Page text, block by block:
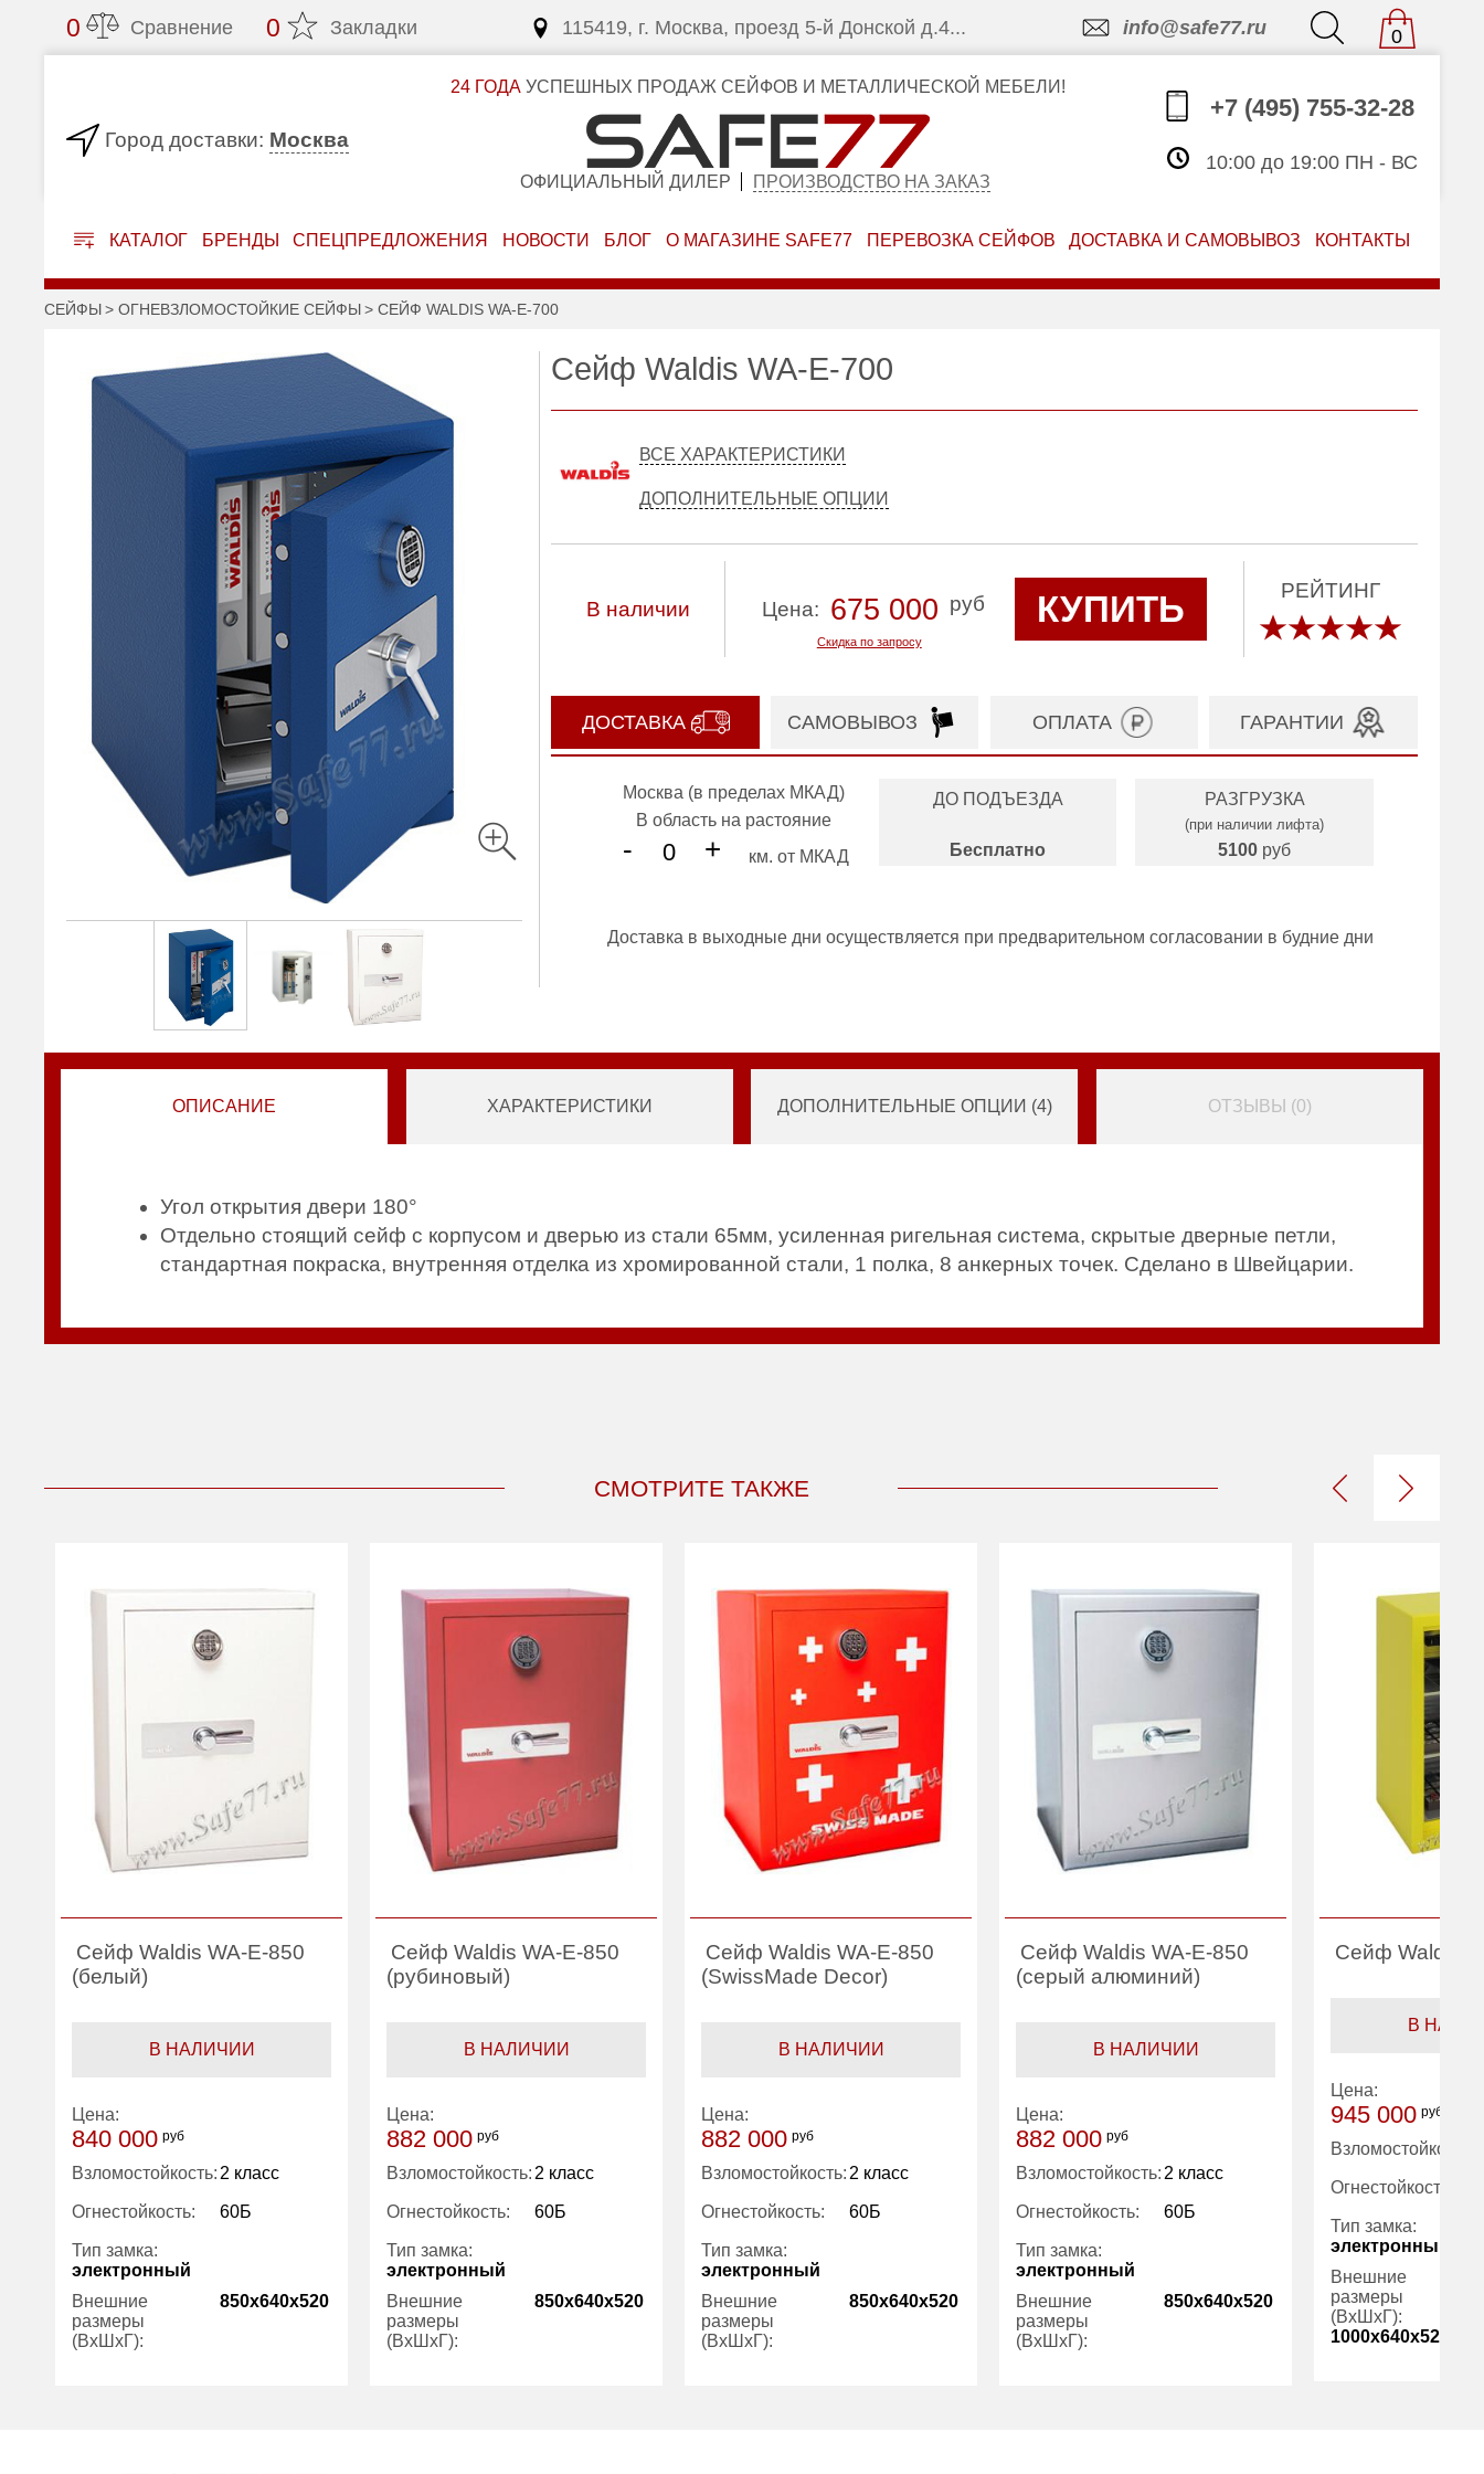
0 Сравнение 0 Закладки 115419, г. Москва, проезд 5-й Донской д.4... info@safe77.ru 0
Город доставки: Москва
24 ГОДАУСПЕШНЫХ ПРОДАЖ СЕЙФОВ И МЕТАЛЛИЧЕСКОЙ МЕБЕЛИ!
ОФИЦИАЛЬНЫЙ ДИЛЕР ПРОИЗВОДСТВО НА ЗАКАЗ
+7 (495) 755-32-28
10:00 до 19:00 ПН - ВС
КАТАЛОГ БРЕНДЫ СПЕЦПРЕДЛОЖЕНИЯ НОВОСТИ БЛОГ О МАГАЗИНЕ SAFE77 ПЕРЕВОЗКА СЕЙФОВ ДОСТАВКА И САМОВЫВОЗ КОНТАКТЫ
СЕЙФЫ ОГНЕВЗЛОМОСТОЙКИЕ СЕЙФЫ СЕЙФ WALDIS WA-E-700
Сейф Waldis WA-E-700
ВСЕ ХАРАКТЕРИСТИКИ
ДОПОЛНИТЕЛЬНЫЕ ОПЦИИ
В наличии Цена: 675 000
Скидка по запросу
руб КУПИТЬ РЕЙТИНГ
ДОСТАВКА САМОВЫВОЗ ОПЛАТА ГАРАНТИИ
Москва (в пределах МКАД)
В область на растояние
- + км. от МКАД
ДО ПОДЪЕЗДА
Бесплатно
РАЗГРУЗКА
(при наличии лифта)
5100 руб
Доставка в выходные дни осуществляется при предварительном согласовании в будние дни
ОПИСАНИЕ ХАРАКТЕРИСТИКИ ДОПОЛНИТЕЛЬНЫЕ ОПЦИИ (4) ОТЗЫВЫ (0)
Угол открытия двери 180°
Отдельно стоящий сейф с корпусом и дверью из стали 65мм, усиленная ригельная система, скрытые дверные петли,
стандартная покраска, внутренняя отделка из хромированной стали, 1 полка, 8 анкерных точек. Сделано в Швейцарии.
СМОТРИТЕ ТАКЖЕ
Сейф Waldis WA-E-850
(белый)
В НАЛИЧИИ
Цена:
840 000 руб
Взломостойкость: 2 класс
Огнестойкость: 60Б
Тип замка:
электронный
Внешние
размеры
(ВхШхГ):
850x640x520
Сейф Waldis WA-E-850
(рубиновый)
В НАЛИЧИИ
Цена:
882 000 руб
Взломостойкость: 2 класс
Огнестойкость: 60Б
Тип замка:
электронный
Внешние
размеры
(ВхШхГ):
850x640x520
Сейф Waldis WA-E-850
(SwissMade Decor)
В НАЛИЧИИ
Цена:
882 000 руб
Взломостойкость: 2 класс
Огнестойкость: 60Б
Тип замка:
электронный
Внешние
размеры
(ВхШхГ):
850x640x520
Сейф Waldis WA-E-850
(серый алюминий)
В НАЛИЧИИ
Цена:
882 000 руб
Взломостойкость: 2 класс
Огнестойкость: 60Б
Тип замка:
электронный
Внешние
размеры
(ВхШхГ):
850x640x520
Сейф Waldis
В
Цена:
945 000 руб
Взломостойкость:
Огнестойкость:
Тип замка:
электронный
Внешние
размеры
(ВхШхГ):
1000x640x520